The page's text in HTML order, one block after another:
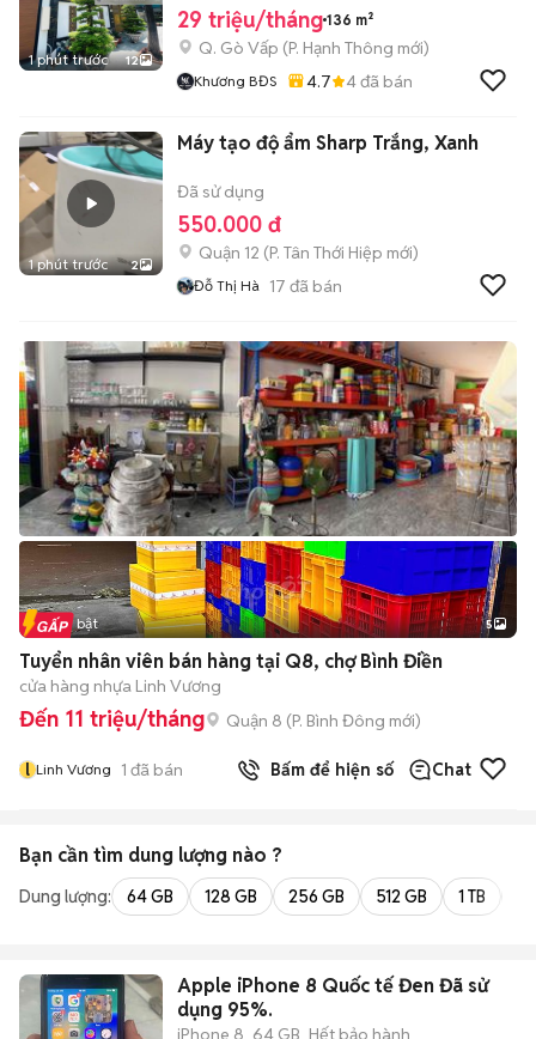
1 phút trước 12
29 triệu/tháng 136 m²
Q. Gò Vấp (P. Hạnh Thông mới)
Khương BĐS 4.7 4đã bán
1 phút trước 2
Máy tạo độ ẩm Sharp Trắng, Xanh
Đã sử dụng
550.000 đ
Quận 12 (P. Tân Thới Hiệp mới)
Đỗ Thị Hà 17 đã bán
Tin nổi bật 5
Tuyển nhân viên bán hàng tại Q8, chợ Bình Điền
cửa hàng nhựa Linh Vương
Đến 11 triệu/tháng Quận 8 (P. Bình Đông mới)
l Linh Vương 1 đã bán Bấm để hiện số Chat
Bạn cần tìm dung lượng nào ?
Dung lượng: 64 GB 128 GB 256 GB 512 GB 1 TB
Apple iPhone 8 Quốc tế Đen Đã sử
dụng 95%.
iPhone 8 64 GB Hết bảo hành